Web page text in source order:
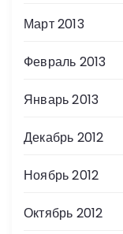
Март 2013
Февраль 2013
Январь 2013
Декабрь 2012
Ноябрь 2012
Октябрь 2012